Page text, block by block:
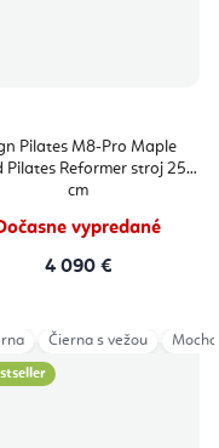
Pilates M8-Pro Maple
Pilates Reformer stroj 254
cm
vypredané
4 090 €
Aged Rose Eucalyptus
Čierna s vežou Mocha